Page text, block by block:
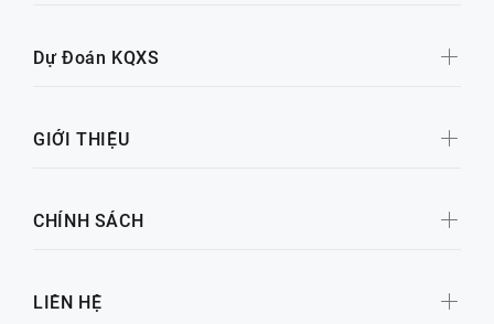
Dự Đoán KQXS
GIỚI THIỆU
CHÍNH SÁCH
LIÊN HỆ